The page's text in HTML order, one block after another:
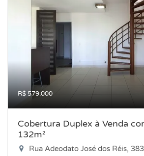
R$ 579.000
Cobertura Duplex à Venda
132m²
Rua Adeodato José dos Réis, 3839 - Nova